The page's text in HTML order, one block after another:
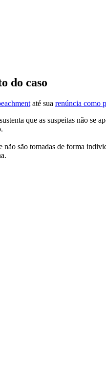
do caso
até sua renúncia como
que as suspeitas não
são tomadas de forma